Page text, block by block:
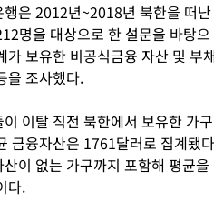
행은 2012년~2018년 북한을 떠난
명을 대상으로 한 설문을 바탕으
가 보유한 비공식금융 자산 및 부
을 조사했다.
이탈 직전 북한에서 보유한 가구
금융자산은 1761달러로 집계됐
이 없는 가구까지 포함해 평균을
다.